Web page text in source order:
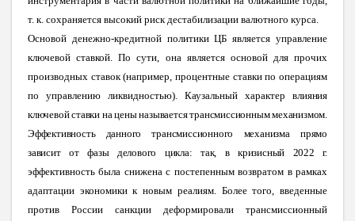
т. к. сохраняется высокий риск дестабилизации валютного курса.
Основой денежно-кредитной политики ЦБ является управление
ключевой ставкой. По сути, она является основой для прочих
производных ставок (например, процентные ставки по операциям
по управлению ликвидностью). Каузальный характервлияния
ключевой ставки на цены называется трансмиссионным механизмом.
Эффективность данного трансмиссионного механизма прямо
зависит от фазы делового цикла: так, в кризисный 2022 г.
эффективность была снижена с постепенным возвратом в рамках
адаптации экономики к новым реалиям. Более того, введенные
против России санкции деформировали трансмиссионный